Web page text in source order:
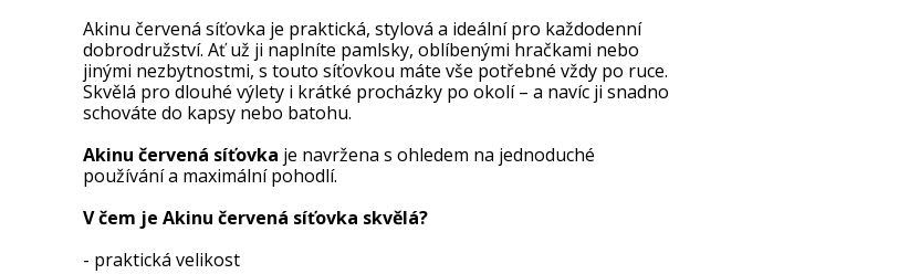
Akinu červená síťovka je praktická, stylová a ideální pro každodenní
dobrodružství. Ať už ji naplníte pamlsky, oblíbenými hračkami nebo
jinými nezbytnostmi, s touto síťovkou máte vše potřebné vždy po ruce.
Skvělá pro dlouhé výlety i krátké procházky po okolí – a navíc ji snadno
schováte do kapsy nebo batohu.
Akinu červená síťovka je navržena s ohledem na jednoduché
používání a maximální pohodlí.
V čem je Akinu červená síťovka skvělá?
- praktická velikost